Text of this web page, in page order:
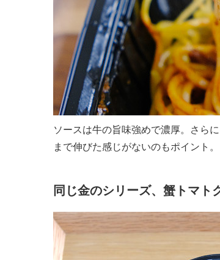
ソースは牛の旨味強めで濃厚。さら
まで伸びた感じがないのもポイント。
同じ金のシリーズ、蟹トマト